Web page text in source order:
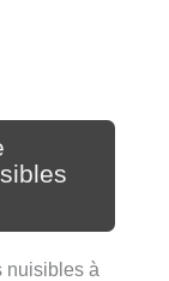
nuisibles à